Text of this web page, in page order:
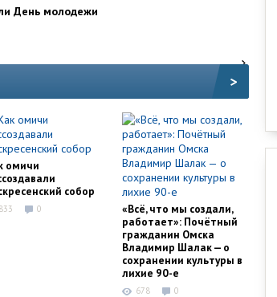
День молодежи
>
омичи
собор
833 0
«Всё, что мы создали,
работает»: Почётный
гражданин Омска
Владимир Шалак — о
сохранении культуры в
лихие 90-е
678 0